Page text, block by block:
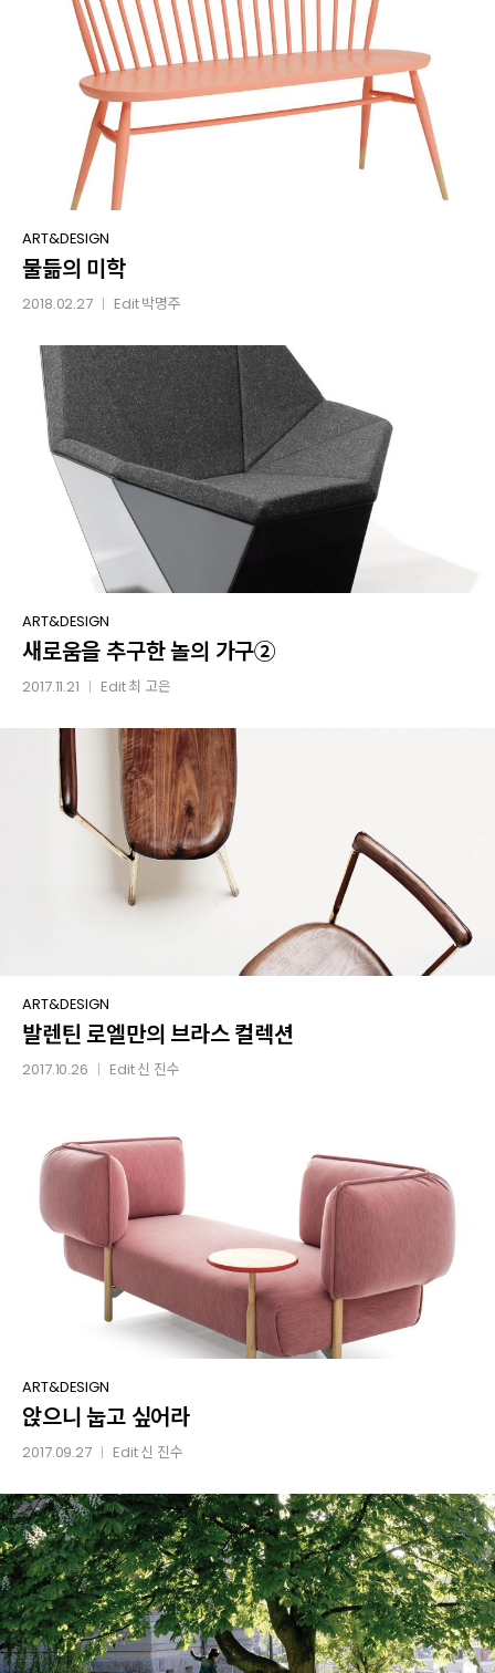
물듦의
미학
ART&DESIGN
물듦의 미학
2018.02.27 Edit박명주
새로움을
추구한
놀의
ART&DESIGN
새로움을 추구한 놀의 가구②
2017.11.21 Edit최 고은
발렌틴
로엘만의
브라스
ART&DESIGN
발렌틴 로엘만의 브라스 컬렉션
2017.10.26 Edit신 진수
앉으니
눕고
싶어라
ART&DESIGN
앉으니 눕고 싶어라
2017.09.27 Edit신 진수